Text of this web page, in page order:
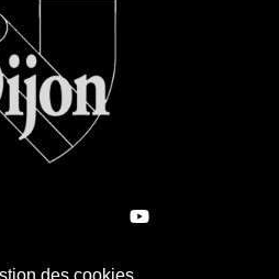
des cookies